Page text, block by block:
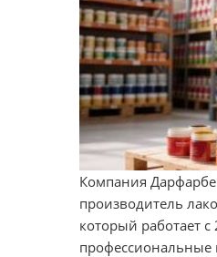
Компания
производитель
который работает
профессиональные